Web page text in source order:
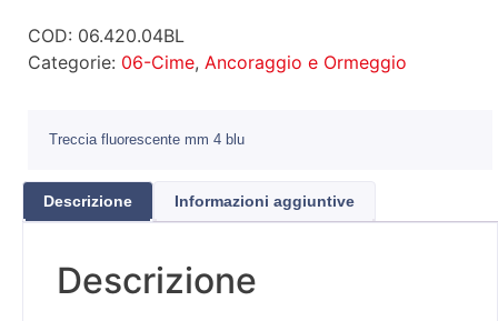
COD: 06.420.04BL
Categorie: 06-Cime, Ancoraggio e Ormeggio
Treccia fluorescente mm 4 blu
Descrizione Informazioni aggiuntive
Descrizione